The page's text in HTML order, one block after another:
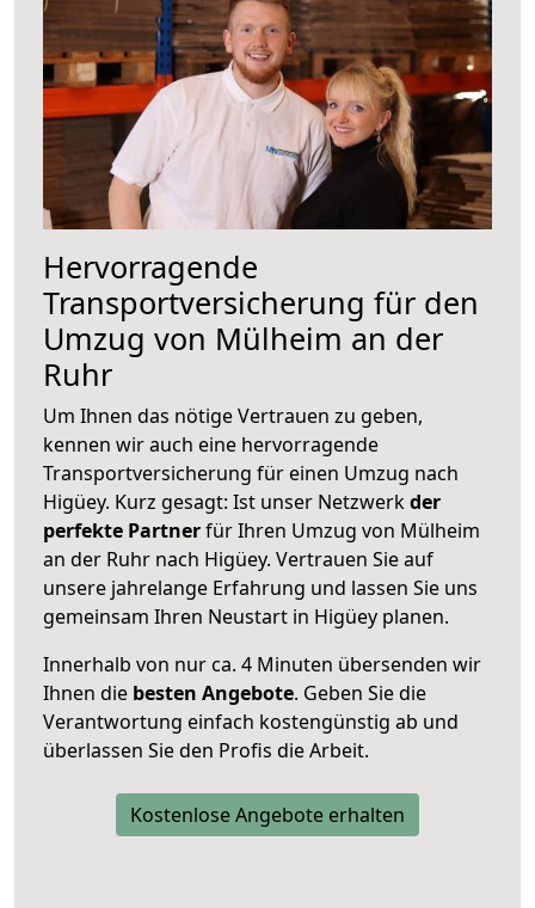
Hervorragende
Transportversicherung für den
Umzug von Mülheim an der
Ruhr
Um Ihnen das nötige Vertrauen zu geben,
kennen wir auch eine hervorragende
Transportversicherung für einen Umzug nach
Higüey. Kurz gesagt: Ist unser Netzwerkder
perfekte Partnerfür Ihren Umzug von Mülheim
an der Ruhr nach Higüey. Vertrauen Sie auf
unsere jahrelange Erfahrung und lassen Sie uns
gemeinsam Ihren Neustart in Higüey planen.
Innerhalb von nur ca. 4 Minuten übersenden wir
Ihnen die besten Angebote. Geben Sie die
Verantwortung einfach kostengünstig ab und
überlassen Sie den Profis die Arbeit.
Kostenlose Angebote erhalten